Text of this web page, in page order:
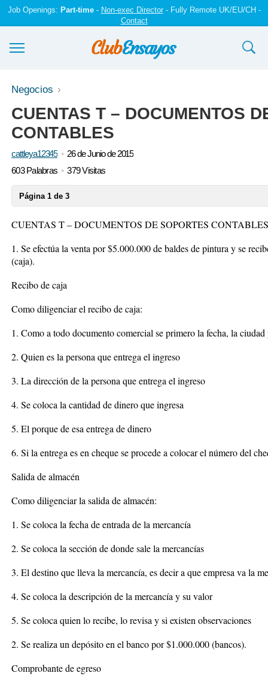
Job Openings: Part-time- Non-exec Director- Fully Remote UK/EU/CH -
Contact
Ensayos y trabajos
Registrarse
Iniciar sesión
Negocios
CUENTAS T – DOCUMENTOS
CONTABLES
cattleya12345
26 de Junio de 2015
603 Palabras
379 Visitas
Página 1 de 3
CUENTAS T – DOCUMENTOS DE SOPORTES CONTABLES
1. Se efectúa la venta por $5.000.000 de baldes de pintura y se
(caja).
Recibo de caja
Como diligenciar el recibo de caja:
1. Como a todo documento comercial se primero la fecha, la
2. Quien es la persona que entrega el ingreso
3. La dirección de la persona que entrega el ingreso
4. Se coloca la cantidad de dinero que ingresa
5. El porque de esa entrega de dinero
6. Si la entrega es en cheque se procede a colocar el número del
Salida de almacén
Como diligenciar la salida de almacén:
1. Se coloca la fecha de entrada de la mercancía
2. Se coloca la sección de donde sale la mercancías
3. El destino que lleva la mercancía, es decir a que empresa va la
4. Se coloca la descripción de la mercancía y su valor
5. Se coloca quien lo recibe, lo revisa y si existen observaciones
2. Se realiza un depósito en el banco por $1.000.000 (bancos).
Comprobante de egreso